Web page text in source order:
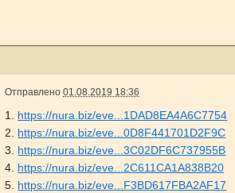
Отправлено01.08.2019 18:36
1. https://nura.biz/eve...1DAD8EA4A6C7754
2. https://nura.biz/eve...0D8F441701D2F9C
3. https://nura.biz/eve...3C02DF6C737955B
4. https://nura.biz/eve...2C611CA1A838B20
5. https://nura.biz/eve...F3BD617FBA2AF17